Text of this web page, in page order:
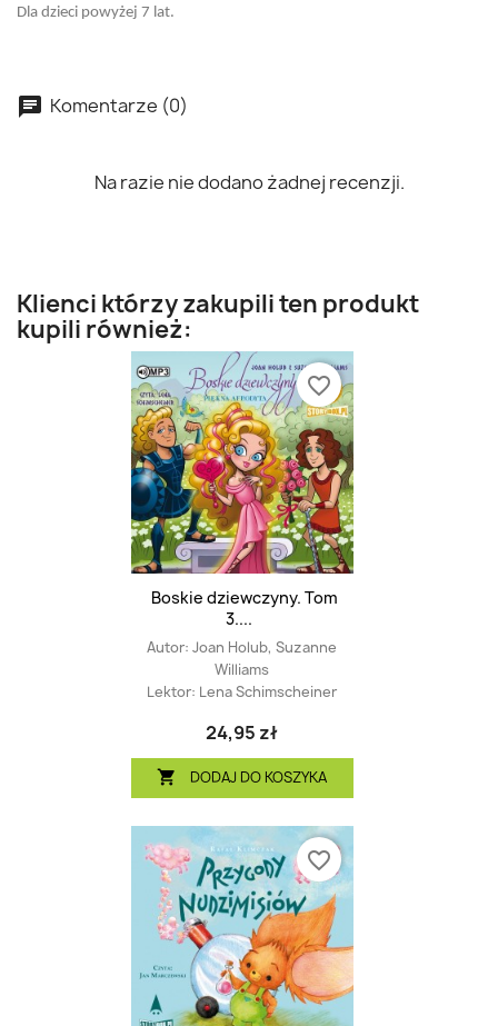
Dla dzieci powyżej 7 lat.
Komentarze (0)
Na razie nie dodano żadnej recenzji.
Klienci którzy zakupili ten produkt
kupili również:
Boskie dziewczyny. Tom
3....
Autor: Joan Holub, Suzanne
Williams
Lektor: Lena Schimscheiner
24,95 zł
 DODAJ DO KOSZYKA
favorite_border
favorite_border